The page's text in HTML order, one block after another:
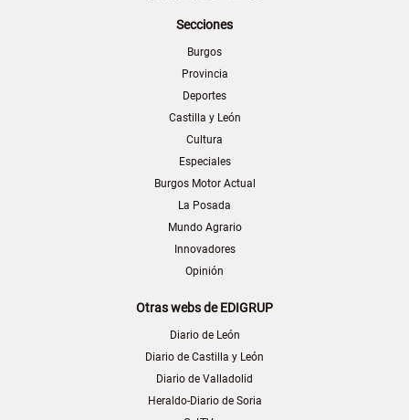
Secciones
Burgos
Provincia
Deportes
Castilla y León
Cultura
Especiales
Burgos Motor Actual
La Posada
Mundo Agrario
Innovadores
Opinión
Otras webs de EDIGRUP
Diario de León
Diario de Castilla y León
Diario de Valladolid
Heraldo-Diario de Soria